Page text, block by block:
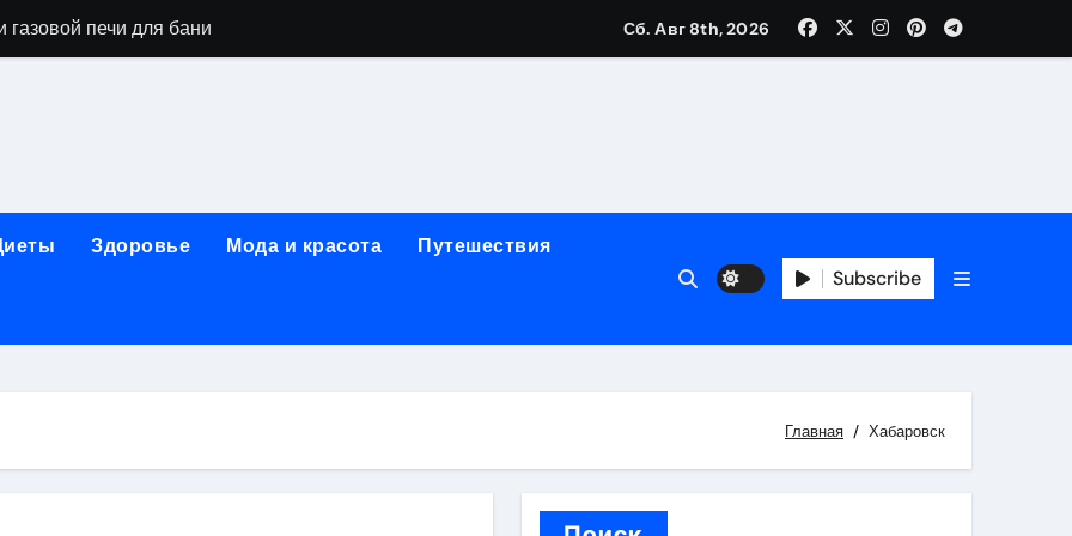
печи для бани
применения GPU-серверов
обучения и актуальные профессиональные ориентиры
реабилитации при алкогольной зависимости: персональный подход и лицензированные врачи
принципы, показания и этапы установки импланта за один день
Сб. Авг 8th, 2026
Здоровье Мода и красота Путешествия
Subscribe
Главная Хабаровск